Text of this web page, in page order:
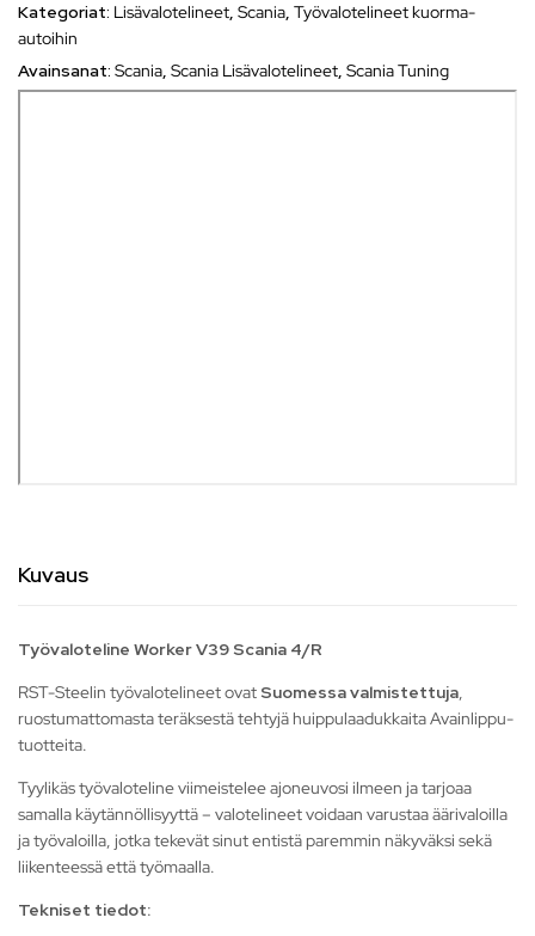
Kategoriat: Lisävalotelineet, Scania, Työvalotelineet kuorma-
autoihin
Avainsanat: Scania, Scania Lisävalotelineet, Scania Tuning
Kuvaus
Työvaloteline Worker V39 Scania 4/R
RST-Steelin työvalotelineet ovat Suomessa valmistettuja,
ruostumattomasta teräksestä tehtyjä huippulaadukkaita Avainlippu-
tuotteita.
Tyylikäs työvaloteline viimeistelee ajoneuvosi ilmeen ja tarjoaa
samalla käytännöllisyyttä – valotelineet voidaan varustaa äärivaloilla
ja työvaloilla, jotka tekevät sinut entistä paremmin näkyväksi sekä
liikenteessä että työmaalla.
Tekniset tiedot: